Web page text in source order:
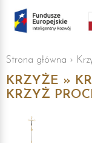
Strona główna ›
KRZYŻE »
KRZYŻ